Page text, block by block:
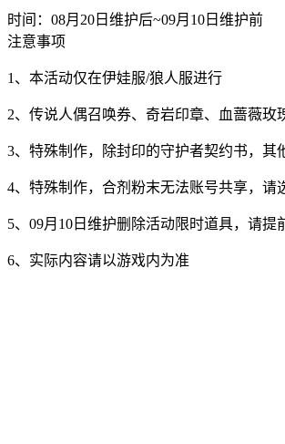
时间：08月20日维护后~09月10日维护前
注意事项
1、本活动仅在伊娃服/狼人服进行
2、传说人偶召唤券、奇岩印章、血蔷薇
3、特殊制作，除封印的守护者契约书，其
4、特殊制作，合剂粉末无法账号共享，请
5、09月10日维护删除活动限时道具，请提
6、实际内容请以游戏内为准